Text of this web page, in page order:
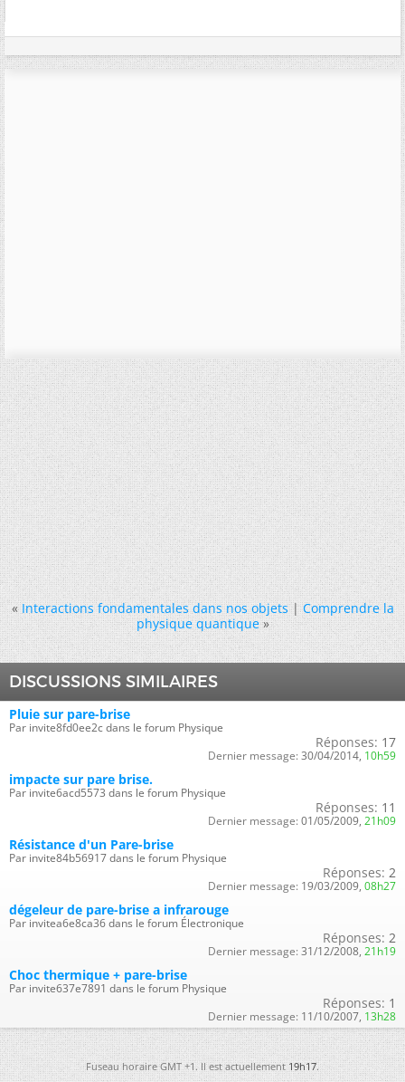
« Interactions fondamentales dans nos objets|Comprendre la
physique quantique »
DISCUSSIONS SIMILAIRES
Pluie sur pare-brise
Par invite8fd0ee2c dans le forum Physique
Réponses: 17
Dernier message: 30/04/2014, 10h59
impacte sur pare brise.
Par invite6acd5573 dans le forum Physique
Réponses: 11
Dernier message: 01/05/2009, 21h09
Résistance d'un Pare-brise
Par invite84b56917 dans le forum Physique
Réponses: 2
Dernier message: 19/03/2009, 08h27
dégeleur de pare-brise a infrarouge
Par invitea6e8ca36 dans le forum Électronique
Réponses: 2
Dernier message: 31/12/2008, 21h19
Choc thermique + pare-brise
Par invite637e7891 dans le forum Physique
Réponses: 1
Dernier message: 11/10/2007, 13h28
Fuseau horaire GMT +1. Il est actuellement 19h17.